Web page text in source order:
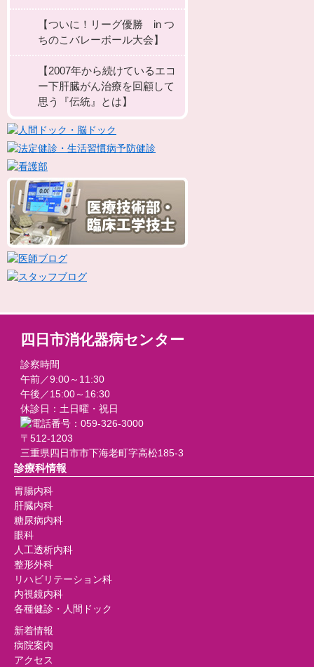
【ついに！リーグ優勝 in つ
ちのこバレーボール大会】
【2007年から続けているエコ
ー下肝臓がん治療を回顧して
思う『伝統』とは】
四日市消化器病センター
診察時間
午前／9:00～11:30
午後／15:00～16:30
休診日：土日曜・祝日
〒512-1203
三重県四日市市下海老町字高松185-3
診療科情報
胃腸内科
肝臓内科
糖尿病内科
眼科
人工透析内科
整形外科
リハビリテーション科
内視鏡内科
各種健診・人間ドック
新着情報
病院案内
アクセス